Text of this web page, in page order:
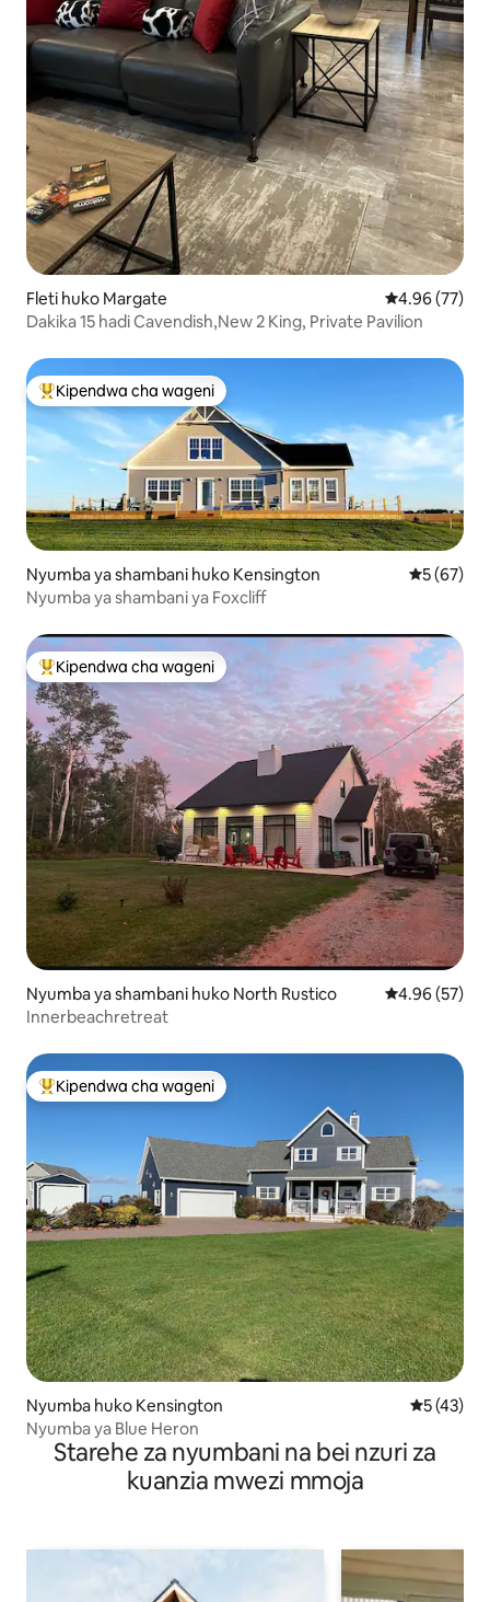
Fleti huko Margate Ukadiriaji wa
4.96 (77)
Dakika 15 hadi Cavendish,New 2 King, Private Pavilion
Kipendwa maarufu cha wageni
Kipendwa cha wageni
Nyumba ya shambani huko Kensington Ukadiriaji
5 (67)
Nyumba ya shambani ya Foxcliff
Kipendwa maarufu cha wageni
Kipendwa cha wageni
Nyumba ya shambani huko North Rustico Ukadiriaji wa
4.96 (57)
Innerbeachretreat
Kipendwa maarufu cha wageni
Kipendwa cha wageni
Nyumba huko Kensington Ukadiriaji
5 (43)
Nyumba ya Blue Heron
Starehe za nyumbani na bei nzuri za
kuanzia mwezi mmoja